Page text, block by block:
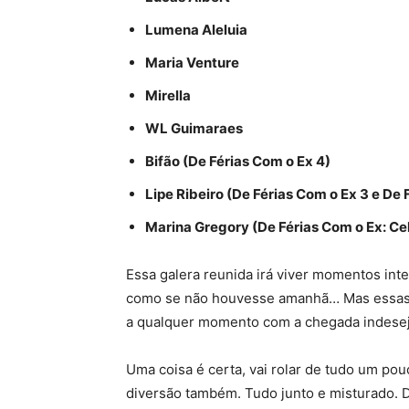
Lumena Aleluia
Maria Venture
Mirella
WL Guimaraes
Bifão (De Férias Com o Ex 4)
Lipe Ribeiro (De Férias Com o Ex 3 e De
Marina Gregory (De Férias Com o Ex:
Essa galera reunida irá viver momentos
como se não houvesse amanhã… Mas
a qualquer momento com a chegada
Uma coisa é certa, vai rolar de tudo um
diversão também. Tudo junto e misturado.